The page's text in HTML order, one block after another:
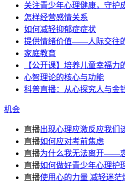
关注青少年心理健康，守护
怎样经营感情关系
如何减轻抑郁症症状
提供情绪价值——人际交往
家庭教育
【公开课】培养儿童幸福力
心智理论的核心与功能
科普直播：从心探究人与金
机会
直播出现心理应激反应我们
直播如何应对考前焦虑
直播为什么我无法离开——
直播如何做好青少年心理护
直播使用心的力量 减轻迷茫